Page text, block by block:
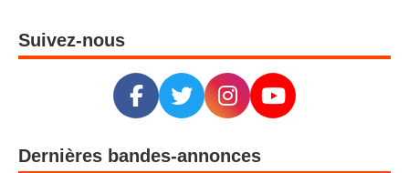
Suivez-nous
Dernières bandes-annonces